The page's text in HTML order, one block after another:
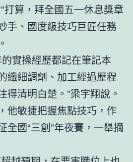
打算，拜全國五一休息獎章
手、國度級技巧巨匠任務
實操經歷都記在筆記本
纖細調劑、加工經過歷程
得清明白楚。”梁宇翔說。
他敏捷把握焦點技巧，作
全國“三創”年夜賽，一舉摘